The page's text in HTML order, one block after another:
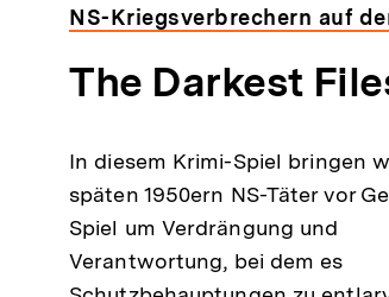
NS-Kriegsverbrechern auf
The Darkest
In diesem Krimi-Spiel bringen
späten 1950ern NS-Täter vor
Spiel um Verdrängung und
Verantwortung, bei dem es